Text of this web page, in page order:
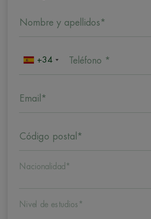
Nombre y apellidos*
+34 Teléfono *
Email*
Código postal*
Nacionalidad*
Nivel de estudios*